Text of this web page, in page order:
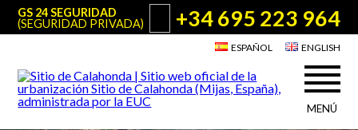
GS 24 SEGURIDAD
(SEGURIDAD PRIVADA)
+34 695 223 964
ESPAÑOL ENGLISH
MENÚ